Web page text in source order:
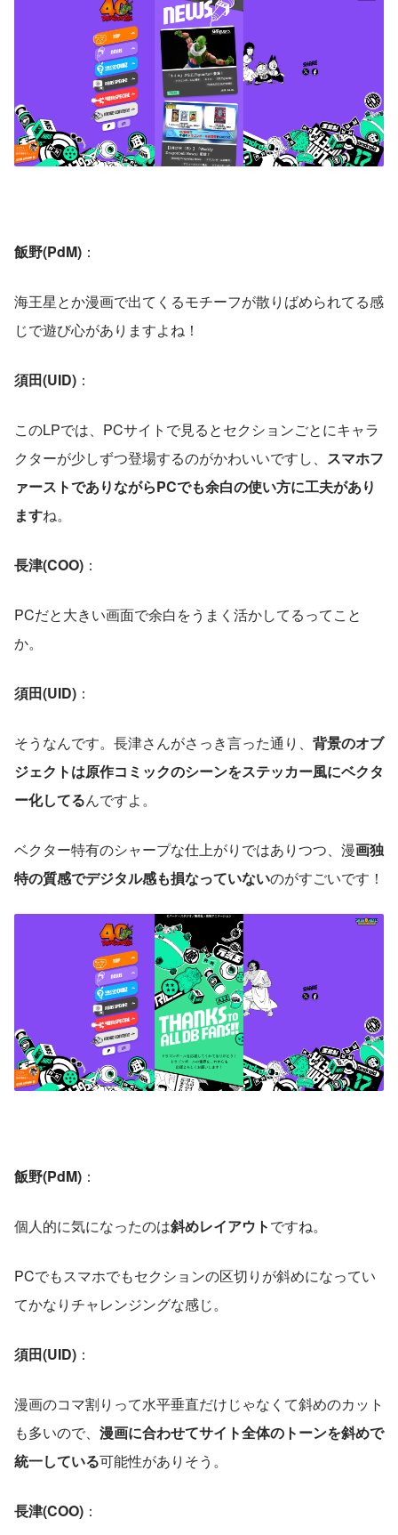
飯野(PdM) ：
海王星とか漫画で出てくるモチーフが散りばめられてる感
じで遊び心がありますよね！
須田(UID) ：
このLPでは、PCサイトで見るとセクションごとにキャラ
クターが少しずつ登場するのがかわいいですし、 スマホフ
ァーストでありながらPCでも余白の使い方に工夫があり
ますね。
長津(COO) ：
PCだと大きい画面で余白をうまく活かしてるってこと
か。
須田(UID) ：
そうなんです。長津さんがさっき言った通り、 背景のオブ
ジェクトは原作コミックのシーンをステッカー風にベクタ
ー化してるんですよ。
ベクター特有のシャープな仕上がりではありつつ、漫画独
特の質感でデジタル感も損なっていないのがすごいです！
飯野(PdM) ：
個人的に気になったのは斜めレイアウトですね。
PCでもスマホでもセクションの区切りが斜めになってい
てかなりチャレンジングな感じ。
須田(UID) ：
漫画のコマ割りって水平垂直だけじゃなくて斜めのカット
も多いので、 漫画に合わせてサイト全体のトーンを斜めで
統一している可能性がありそう。
長津(COO) ：